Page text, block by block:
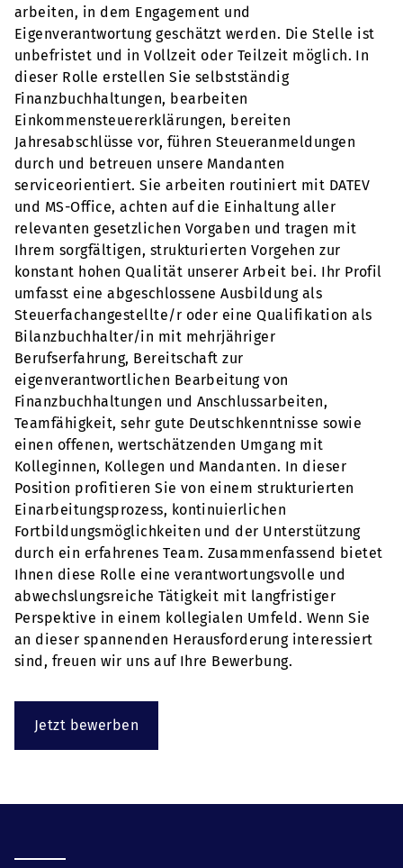
arbeiten, in dem Engagement und
Eigenverantwortung geschätzt werden. Die Stelle ist
unbefristet und in Vollzeit oder Teilzeit möglich. In
dieser Rolle erstellen Sie selbstständig
Finanzbuchhaltungen, bearbeiten
Einkommensteuererklärungen, bereiten
Jahresabschlüsse vor, führen Steueranmeldungen
durch und betreuen unsere Mandanten
serviceorientiert. Sie arbeiten routiniert mit DATEV
und MS-Office, achten auf die Einhaltung aller
relevanten gesetzlichen Vorgaben und tragen mit
Ihrem sorgfältigen, strukturierten Vorgehen zur
konstant hohen Qualität unserer Arbeit bei. Ihr Profil
umfasst eine abgeschlossene Ausbildung als
Steuerfachangestellte/r oder eine Qualifikation als
Bilanzbuchhalter/in mit mehrjähriger
Berufserfahrung, Bereitschaft zur
eigenverantwortlichen Bearbeitung von
Finanzbuchhaltungen und Anschlussarbeiten,
Teamfähigkeit, sehr gute Deutschkenntnisse sowie
einen offenen, wertschätzenden Umgang mit
Kolleginnen, Kollegen und Mandanten. In dieser
Position profitieren Sie von einem strukturierten
Einarbeitungsprozess, kontinuierlichen
Fortbildungsmöglichkeiten und der Unterstützung
durch ein erfahrenes Team. Zusammenfassend bietet
Ihnen diese Rolle eine verantwortungsvolle und
abwechslungsreiche Tätigkeit mit langfristiger
Perspektive in einem kollegialen Umfeld. Wenn Sie
an dieser spannenden Herausforderung interessiert
sind, freuen wir uns auf Ihre Bewerbung.
Jetzt bewerben